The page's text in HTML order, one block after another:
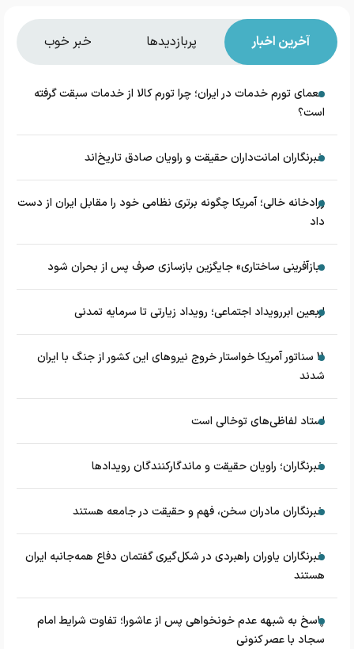
آخرین اخبار پربازدیدها خبر خوب
معمای تورم خدمات در ایران؛ چرا تورم کالا از خدمات سبقت گرفته
است؟
خبرنگاران امانت‌داران حقیقت و راویان صادق تاریخ‌اند
زرادخانه‌ خالی؛ آمریکا چگونه برتری نظامی خود را مقابل ایران از دست
داد
«بازآفرینی ساختاری» جایگزین بازسازی صرف پس از بحران شود
اربعین ابررویداد اجتماعی؛ رویداد زیارتی تا سرمایه تمدنی
11 سناتور آمریکا خواستار خروج نیروهای این کشور از جنگ با ایران
شدند
استاد لفاظی‌های توخالی است
خبرنگاران؛ راویان حقیقت و ماندگارکنندگان رویدادها
خبرنگاران مادران سخن، فهم و حقیقت در جامعه هستند
خبرنگاران یاوران راهبردی در شکل‌گیری گفتمان دفاع همه‌جانبه ایران
هستند
پاسخ به شبهه عدم خونخواهی پس از عاشورا؛ تفاوت شرایط امام
سجاد با عصر کنونی